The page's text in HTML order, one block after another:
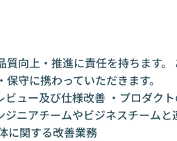
向上・推進に責任を持ちます。
守に携わっていただきます。
ビュー及び仕様改善 ・プロダク
ニアチームやビジネスチームと
に関する改善業務